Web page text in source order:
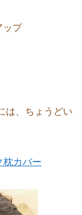
ップ
は、ちょうどい
枕カバー